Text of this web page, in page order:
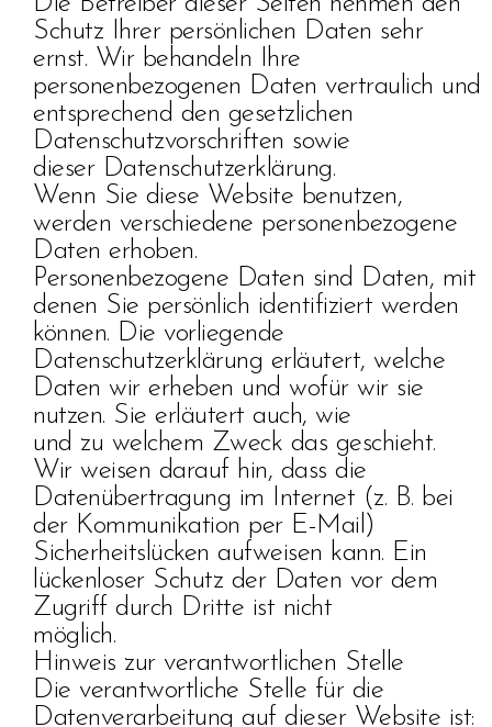
Schutz Ihrer persönlichen Daten sehr
ernst. Wir behandeln Ihre
personenbezogenen Daten vertraulich und
entsprechend den gesetzlichen
Datenschutzvorschriften sowie
dieser Datenschutzerklärung.
Wenn Sie diese Website benutzen,
werden verschiedene personenbezogene
Daten erhoben.
Personenbezogene Daten sind Daten, mit
denen Sie persönlich identifiziert werden
können. Die vorliegende
Datenschutzerklärung erläutert, welche
Daten wir erheben und wofür wir sie
nutzen. Sie erläutert auch, wie
und zu welchem Zweck das geschieht.
Wir weisen darauf hin, dass die
Datenübertragung im Internet (z. B. bei
der Kommunikation per E-Mail)
Sicherheitslücken aufweisen kann. Ein
lückenloser Schutz der Daten vor dem
Zugriff durch Dritte ist nicht
möglich.
Hinweis zur verantwortlichen Stelle
Die verantwortliche Stelle für die
Datenverarbeitung auf dieser Website ist: